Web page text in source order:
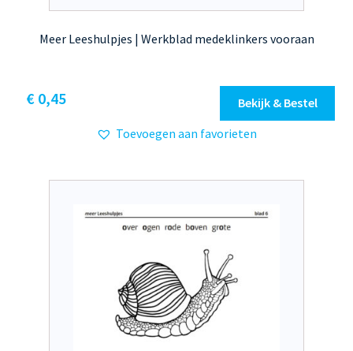
Meer Leeshulpjes | Werkblad medeklinkers vooraan
€0,45
Bekijk & Bestel
Toevoegen aan favorieten